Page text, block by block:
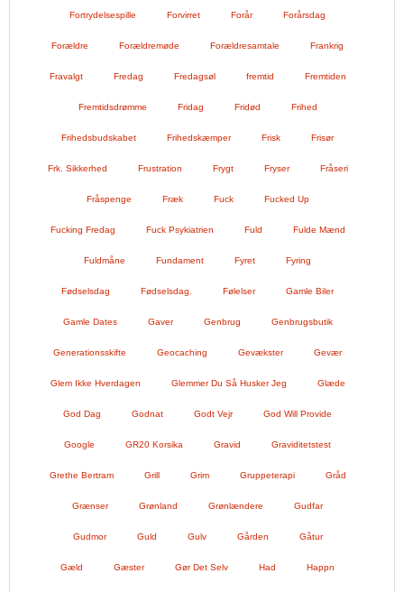
Fortrydelsespille Forvirret Forår Forårsdag
Forældre Forældremøde Forældresamtale Frankrig
Fravalgt Fredag Fredagsøl fremtid Fremtiden
Fremtidsdrømme Fridag Fridød Frihed
Frihedsbudskabet Frihedskæmper Frisk Frisør
Frk. Sikkerhed Frustration Frygt Fryser Fråseri
Fråspenge Fræk Fuck Fucked Up
Fucking Fredag Fuck Psykiatrien Fuld Fulde Mænd
Fuldmåne Fundament Fyret Fyring
Fødselsdag Fødselsdag. Følelser Gamle Biler
Gamle Dates Gaver Genbrug Genbrugsbutik
Generationsskifte Geocaching Gevækster Gevær
Glem Ikke Hverdagen Glemmer Du Så Husker Jeg Glæde
God Dag Godnat Godt Vejr God Will Provide
Google GR20 Korsika Gravid Graviditetstest
Grethe Bertram Grill Grim Gruppeterapi Gråd
Grænser Grønland Grønlændere Gudfar
Gudmor Guld Gulv Gården Gåtur
Gæld Gæster Gør Det Selv Had Happn